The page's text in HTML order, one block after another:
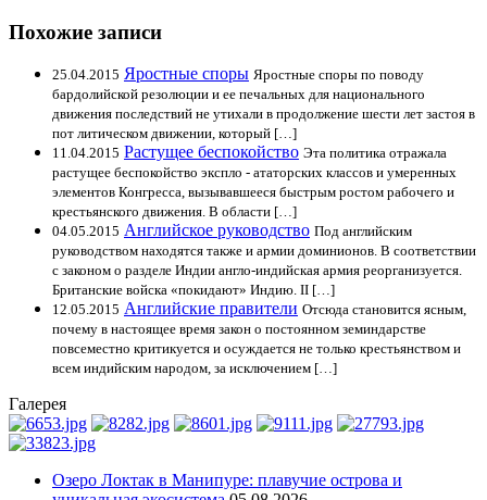
Похожие записи
25.04.2015 Яростные споры Яростные споры по поводу
бардолийской резолюции и ее печальных для национального
движения последствий не утихали в продолжение шести лет застоя в
пот литическом движении, который […]
11.04.2015 Растущее беспокойство Эта политика отражала
растущее беспокойство экспло - ататорских классов и умеренных
элементов Конгресса, вызывавшееся быстрым ростом рабочего и
крестьянского движения. В области […]
04.05.2015 Английское руководство Под английским
руководством находятся также и армии доминионов. В соответствии
с законом о разделе Индии англо-индийская армия реорганизуется.
Британские войска «покидают» Индию. II […]
12.05.2015 Английские правители Отсюда становится ясным,
почему в настоящее время закон о постоянном земиндарстве
повсеместно критикуется и осуждается не только крестьянством и
всем индийским народом, за исключением […]
Галерея
Озеро Локтак в Манипуре: плавучие острова и